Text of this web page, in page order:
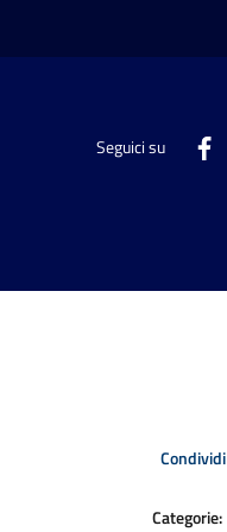
Seguici su
Condividi
Categorie: